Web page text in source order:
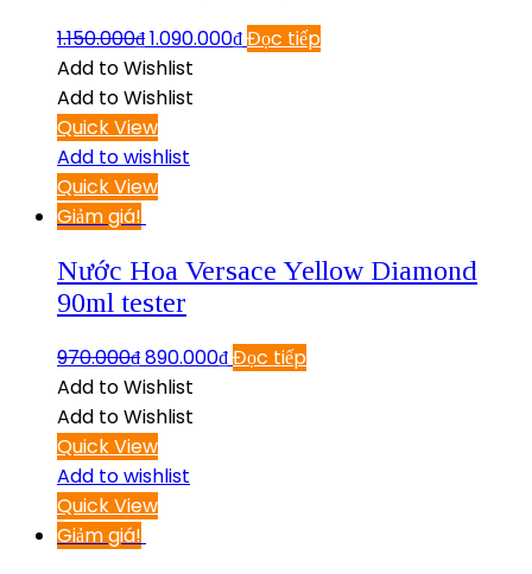
1.150.000₫1.090.000₫Đọc tiếp
Add to Wishlist
Add to Wishlist
Quick View
Add to wishlist
Quick View
Giảm giá!
Nước Hoa Versace Yellow Diamond
90ml tester
970.000₫890.000₫Đọc tiếp
Add to Wishlist
Add to Wishlist
Quick View
Add to wishlist
Quick View
Giảm giá!